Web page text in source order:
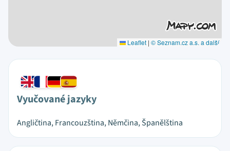
Leaflet | © Seznam.cz a.s. a další
Vyučované jazyky
Angličtina, Francouzština, Němčina, Španělština